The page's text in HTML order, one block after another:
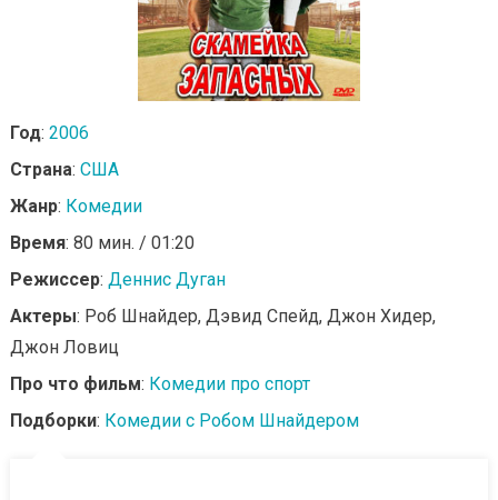
Год: 2006
Страна: США
Жанр: Комедии
Время: 80 мин. / 01:20
Режиссер: Деннис Дуган
Актеры: Роб Шнайдер, Дэвид Спейд, Джон Хидер,
Джон Ловиц
Про что фильм: Комедии про спорт
Подборки: Комедии с Робом Шнайдером